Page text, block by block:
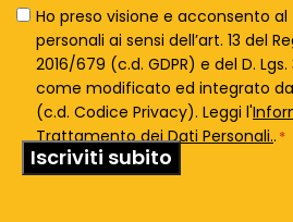
Privacy
Policy
Ho preso visione e acconsento
personali ai sensi dell’art. 13 del
2016/679 (c.d. GDPR) e del D.
come modificato ed integrato dal
(c.d. Codice Privacy). Leggi l'
Trattamento dei Dati Personali.. *